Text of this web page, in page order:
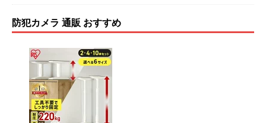
防犯カメラ 通販 おすすめ